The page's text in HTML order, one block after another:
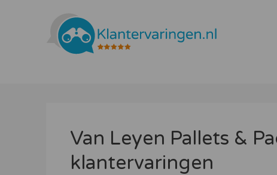
Van Leyen Pallets &
klantervaringen